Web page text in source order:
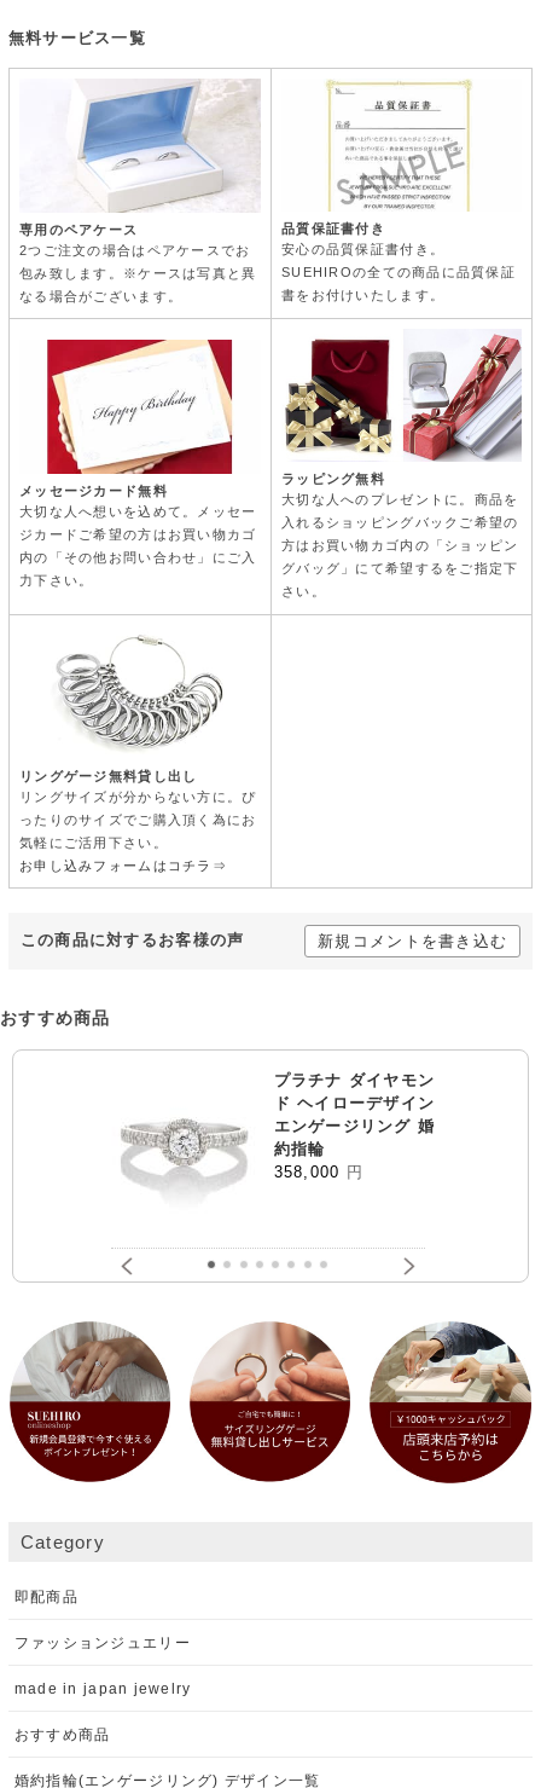
無料サービス一覧
専用のペアケース
2つご注文の場合はペアケースでお
包み致します。※ケースは写真と異
なる場合がございます。
品質保証書付き
安心の品質保証書付き。
SUEHIROの全ての商品に品質保証
書をお付けいたします。
メッセージカード無料
大切な人へ想いを込めて。メッセー
ジカードご希望の方はお買い物カゴ
内の「その他お問い合わせ」にご入
力下さい。
ラッピング無料
大切な人へのプレゼントに。商品を
入れるショッピングバックご希望の
方はお買い物カゴ内の「ショッピン
グバッグ」にて希望するをご指定下
さい。
リングゲージ無料貸し出し
リングサイズが分からない方に。ぴ
ったりのサイズでご購入頂く為にお
気軽にご活用下さい。
お申し込みフォームはコチラ⇒
この商品に対するお客様の声 新規コメントを書き込む
おすすめ商品
プラチナ ダイヤモン
ド ヘイローデザイン
エンゲージリング 婚
約指輪
358,000 円
Category
即配商品
ファッションジュエリー
made in japan jewelry
おすすめ商品
婚約指輪(エンゲージリング) デザイン一覧